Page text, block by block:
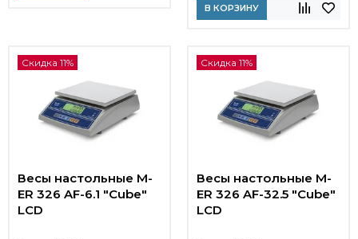
В КОРЗИНУ
Скидка 11%
Весы настольные M-
ER 326 AF-6.1 "Cube"
LCD
Скидка 11%
Весы настольные M-
ER 326 AF-32.5 "Cube"
LCD